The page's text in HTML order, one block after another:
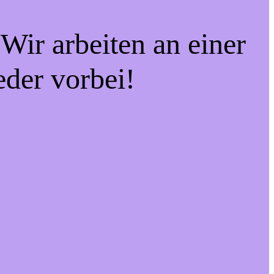
arbeiten an einer
vorbei!